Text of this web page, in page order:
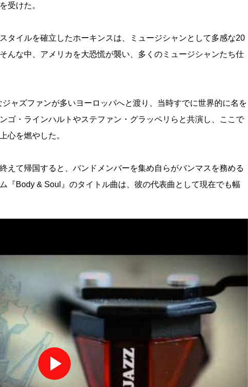
受けた。
タイルを確立したホーキンスは、ミュージシャンとして多感な20
んな中、アメリカを大恐慌が襲い、多くのミュージシャンたち仕
ャズファンが多いヨーロッパへと渡り、当時すでに世界的に名を
ゴ・ラインハルトやステファン・グラッペリらと共演し、ここで
心を燃やした。
えて帰国すると、バンドメンバーを集め自らがバンマスを務める
『Body & Soul』のタイトル曲は、彼の代表曲として現在でも幅